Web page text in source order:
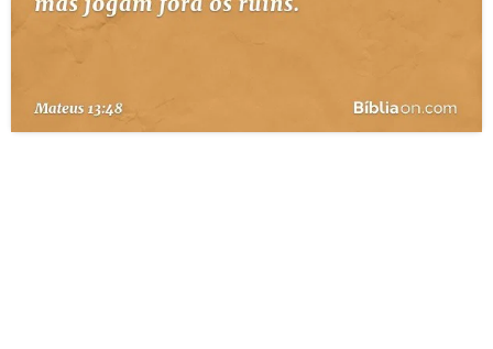
PERGUNTE À BÍBLIA
QUEM SOMOS